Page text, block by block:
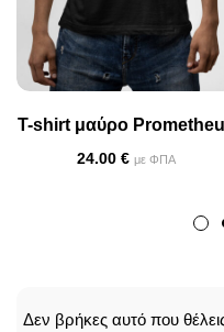
T-shirt μαύρο
24.00 € με ΦΠΑ
Δεν βρήκες αυτό που